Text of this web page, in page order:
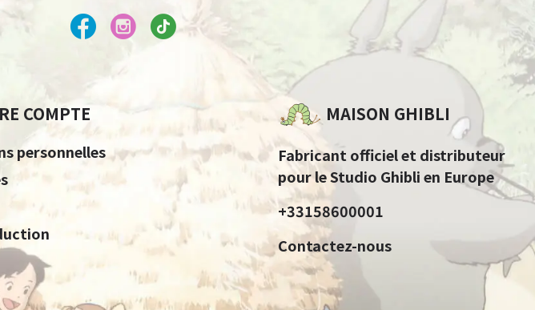
COMPTE
personnelles
MAISON GHIBLI
Fabricant officiel et distributeur
pour le Studio Ghibli en Europe
+33158600001
Contactez-nous